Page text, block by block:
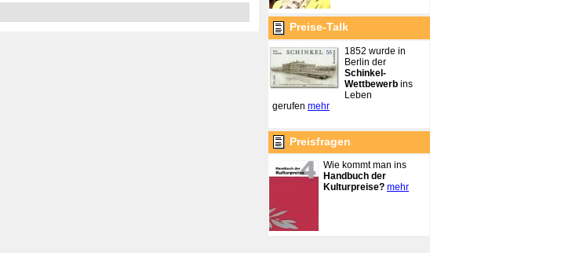
Preise-Talk
1852 wurde in
Berlin der
Schinkel-
Wettbewerb ins
Leben
gerufen mehr
Preisfragen
Wie kommt man ins
Handbuch der
Kulturpreise? mehr